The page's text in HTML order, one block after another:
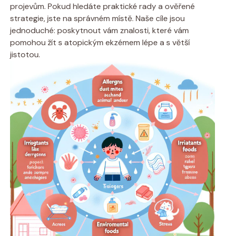
projevům. Pokud hledáte praktické rady ⁤a ověřené
strategie, jste na správném místě. Naše cíle jsou
jednoduché: poskytnout vám znalosti, které vám
pomohou⁤ žít s atopickým⁢ ekzémem lépe a s ‍větší
jistotou.